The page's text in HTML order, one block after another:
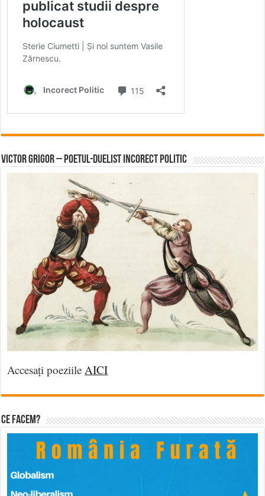
Victor Grigor – Poetul-Duelist Incorect Politic
Accesați poeziileAICI
Ce facem?